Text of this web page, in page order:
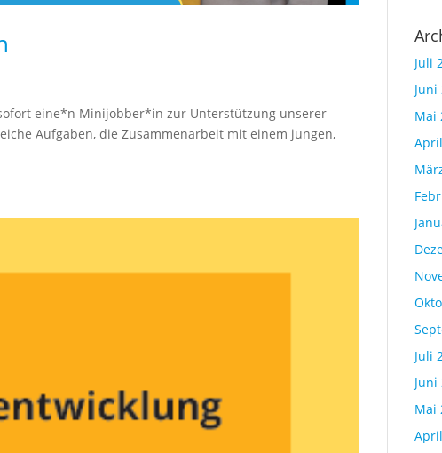
eine*n Minijobber*in zur Unterstützung unserer
Aufgaben, die Zusammenarbeit mit einem jungen,
Juli
Juni
Mai
Juli
Juni
Mai